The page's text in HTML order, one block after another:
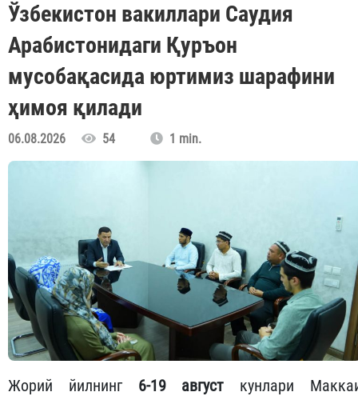
Ўзбекистон вакиллари Саудия
Арабистонидаги Қуръон
мусобақасида юртимиз шарафини
ҳимоя қилади
06.08.2026 54 1 min.
Жорий йилнинг 6-19 август кунлари